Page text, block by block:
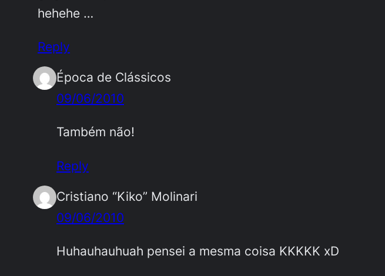
hehehe …
Reply
Época de Clássicos
09/06/2010
Também não!
Reply
Cristiano “Kiko” Molinari
09/06/2010
Huhauhauhuah pensei a mesma coisa KKKKK xD